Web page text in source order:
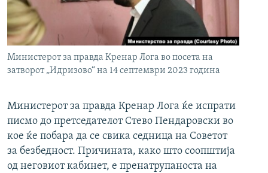
РСЕ веб страници
Министерот за правда Кренар Лога во посета на
затворот „Идризово“ на 14 септември 2023 година
Министерот за правда Кренар Лога ќе испрати
писмо до претседателот Стево Пендаровски во
кое ќе побара да се свика седница на Советот
за безбедност. Причината, како што соопштија
од неговиот кабинет, е пренатрупаноста на